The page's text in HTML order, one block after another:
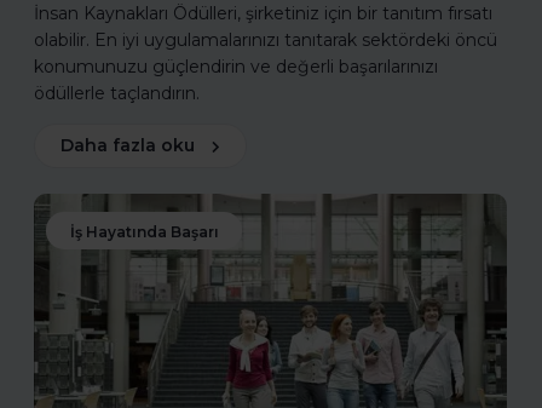
İnsan Kaynakları Ödülleri, şirketiniz için bir tanıtım fırsatı
olabilir. En iyi uygulamalarınızı tanıtarak sektördeki öncü
konumunuzu güçlendirin ve değerli başarılarınızı
ödüllerle taçlandırın.
Daha fazla oku
İş Hayatında Başarı